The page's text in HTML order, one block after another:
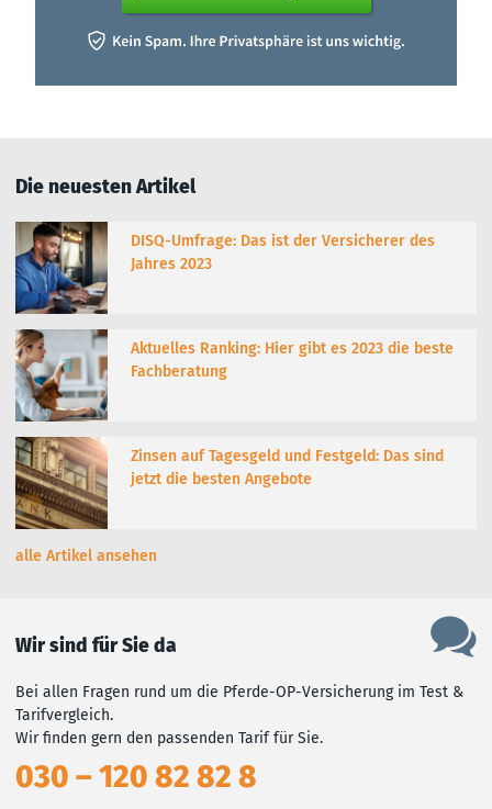
Die neuesten Artikel
DISQ-Umfrage: Das ist der Versicherer des
Jahres 2023
Aktuelles Ranking: Hier gibt es 2023 die beste
Fachberatung
Zinsen auf Tagesgeld und Festgeld: Das sind
jetzt die besten Angebote
alle Artikel ansehen
Wir sind für Sie da
Bei allen Fragen rund um die Pferde-OP-Versicherung im Test &
Tarifvergleich.
Wir finden gern den passenden Tarif für Sie.
030 – 120 82 82 8